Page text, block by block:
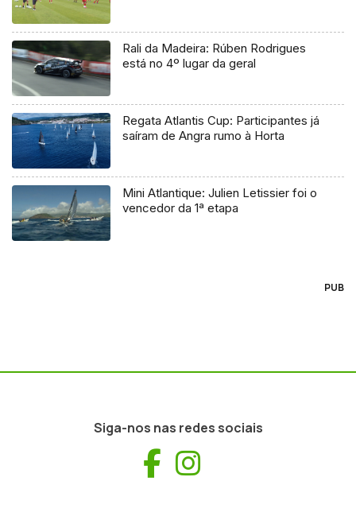
Rali da Madeira: Rúben Rodrigues
está no 4º lugar da geral
Regata Atlantis Cup: Participantes já
saíram de Angra rumo à Horta
Mini Atlantique: Julien Letissier foi o
vencedor da 1ª etapa
PUB
Siga-nos nas redes sociais
Facebook